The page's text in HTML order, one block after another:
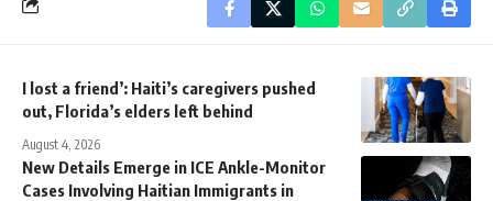
I lost a friend’: Haiti’s caregivers pushed
out, Florida’s elders left behind
August 4, 2026
New Details Emerge in ICE Ankle-Monitor
Cases Involving Haitian Immigrants in